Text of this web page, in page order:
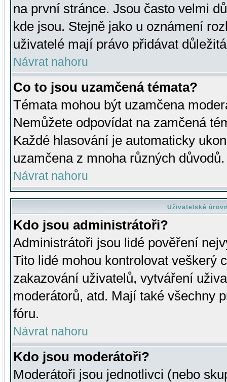
na první stránce. Jsou často velmi
kde jsou. Stejně jako u oznámení
uživatelé mají právo přidávat
Návrat nahoru
Co to jsou uzamčená témata?
Témata mohou být uzamčena
Nemůžete odpovídat na zamčená
Každé hlasování je automaticky
uzamčena z mnoha různých důvodů.
Návrat nahoru
Uživatelské
Kdo jsou administrátoři?
Administrátoři jsou lidé pověření
Tito lidé mohou kontrolovat veškerý
zakazování uživatelů, vytváření
moderátorů, atd. Mají také všechny
fóru.
Návrat nahoru
Kdo jsou moderátoři?
Moderátoři jsou jednotlivci (nebo